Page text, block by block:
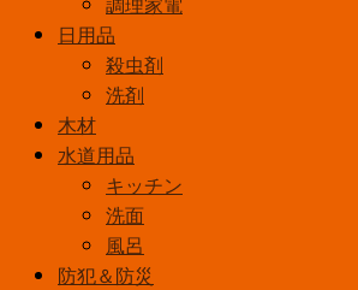
日用品
殺虫剤
洗剤
木材
水道用品
キッチン
洗面
風呂
防犯＆防災